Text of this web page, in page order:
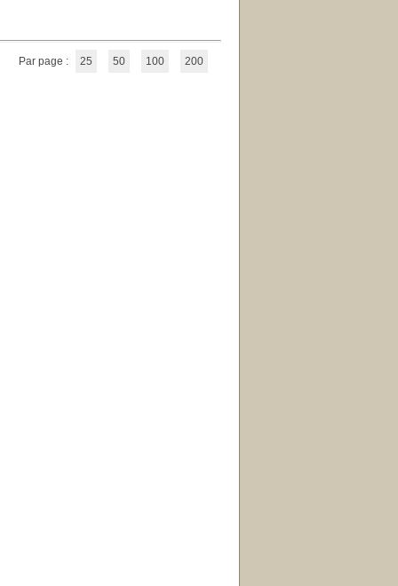
Par page : 25 50 100 200